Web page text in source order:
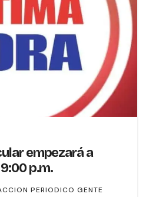
empezará a
p.m.
PERIODICO GENTE